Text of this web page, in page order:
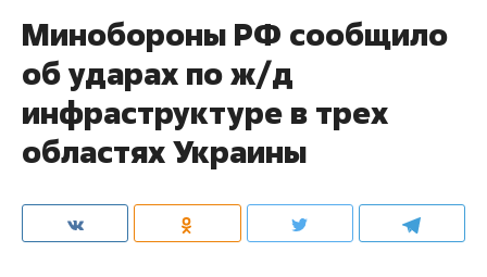
Минобороны РФ сообщило
об ударах по ж/д
инфраструктуре в трех
областях Украины